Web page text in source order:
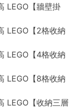
LEGO【牆壁掛
LEGO【2格收納
LEGO【4格收納
LEGO【8格收納
LEGO【收納三層